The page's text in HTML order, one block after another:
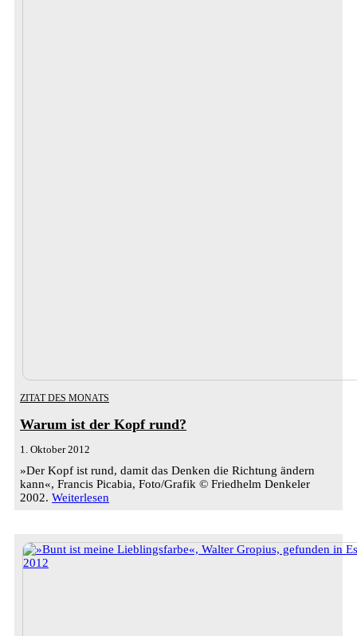
ZITAT DES MONATS
Warum ist der Kopf rund?
1. Oktober 2012
»Der Kopf ist rund, damit das Denken die Richtung ändern
kann«, Francis Picabia, Foto/Grafik © Friedhelm Denkeler
2002. Weiterlesen